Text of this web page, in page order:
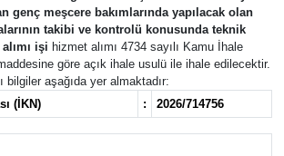
genç meşcere bakımlarında yapılacak olan
takibi ve kontrolü konusunda teknik
işi hizmet alımı 4734 sayılı Kamu İhale
göre açık ihale usulü ile ihale edilecektir.
bilgiler aşağıda yer almaktadır:
(İKN)
: 2026/714756